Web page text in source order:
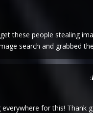
these people stealing
search and grabbed
for this! Thank